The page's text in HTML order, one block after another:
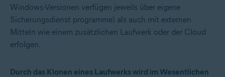
Windows-Versionen verfügen jeweils über eigene
Sicherungsdienst programme) als auch mit externen
Mitteln wie einem zusätzlichen Laufwerk oder der Cloud
erfolgen.
Durch das Klonen eines Laufwerks wird im Wesentlichen